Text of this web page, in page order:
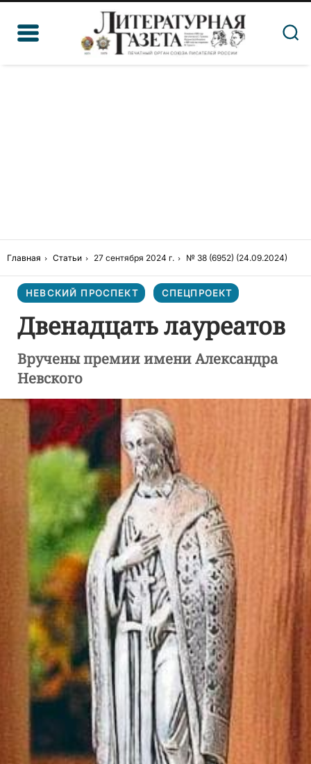
Главная Статьи 27 сентября 2024 г. № 38 (6952) (24.09.2024)
НЕВСКИЙ ПРОСПЕКТ СПЕЦПРОЕКТ
Двенадцать лауреатов
Вручены премии имени Александра
Невского